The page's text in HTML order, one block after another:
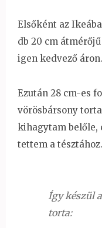
Elsőként az
db 20 cm
igen kedvező áron.
Ezután 28 cm-es
vörösbársony
kihagytam belőle,
tettem a tésztához.
Így készül
torta: